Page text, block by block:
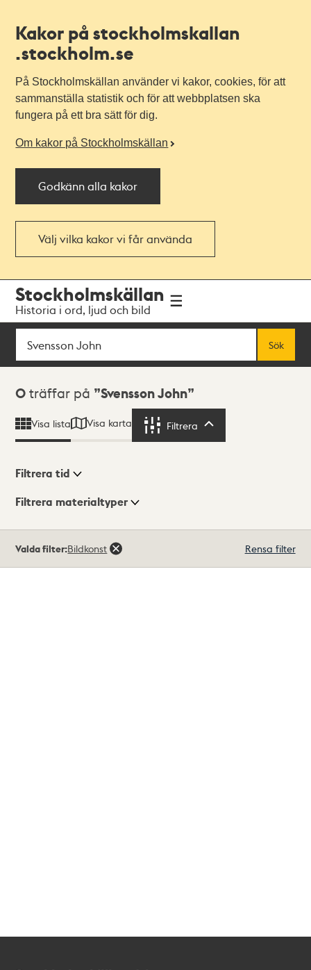
Kakor på stockholmskallan
.stockholm.se
På Stockholmskällan använder vi kakor, cookies, för att
sammanställa statistik och för att webbplatsen ska
fungera på ett bra sätt för dig.
Om kakor på Stockholmskällan
Godkänn alla kakor
Välj vilka kakor vi får använda
navigationen
huvudinnehållet
Stockholmskällan
Historia i ord, ljud och bild
Sök
Sök
Sökresultat
0 träffar på Svensson John
Visa lista Visa karta Filtrera
Visningsläge
Filtrera tid
Filtrera materialtyper
träffar
Valda filter:Bildkonst Rensa filter